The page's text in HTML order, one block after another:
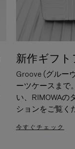
新作ギフ
Groove (グルー
ーツケースまで
い、RIMOWAの
ションをご覧く
今すぐチェック